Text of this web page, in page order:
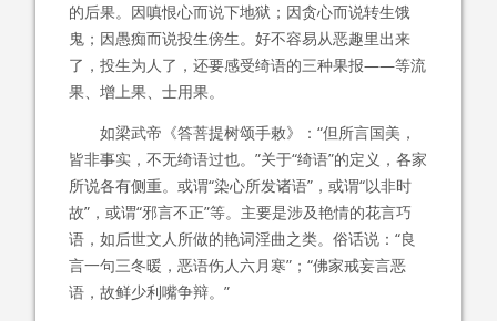
的后果。因嗔恨心而说下地狱；因贪心而说转生饿
鬼；因愚痴而说投生傍生。好不容易从恶趣里出来
了，投生为人了，还要感受绮语的三种果报——等流
果、增上果、士用果。
如梁武帝《答菩提树颂手敕》：“但所言国美，
皆非事实，不无绮语过也。”关于“绮语”的定义，各家
所说各有侧重。或谓“染心所发诸语”，或谓“以非时
故”，或谓“邪言不正”等。主要是涉及艳情的花言巧
语，如后世文人所做的艳词淫曲之类。俗话说：“良
言一句三冬暖，恶语伤人六月寒”；“佛家戒妄言恶
语，故鲜少利嘴争辩。”